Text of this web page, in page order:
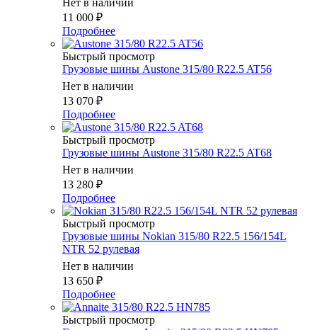
Нет в наличии
11 000 ₽
Подробнее
Быстрый просмотр
Грузовые шины Austone 315/80 R22.5 AT56
Нет в наличии
13 070 ₽
Подробнее
Быстрый просмотр
Грузовые шины Austone 315/80 R22.5 AT68
Нет в наличии
13 280 ₽
Подробнее
Быстрый просмотр
Грузовые шины Nokian 315/80 R22.5 156/154L
NTR 52 рулевая
Нет в наличии
13 650 ₽
Подробнее
Быстрый просмотр